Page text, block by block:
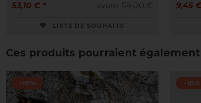
avant 59,00 €
53,10 € *
LISTE DE SOUHAITS
9,45
Ces produits pourraient
-10% -10%